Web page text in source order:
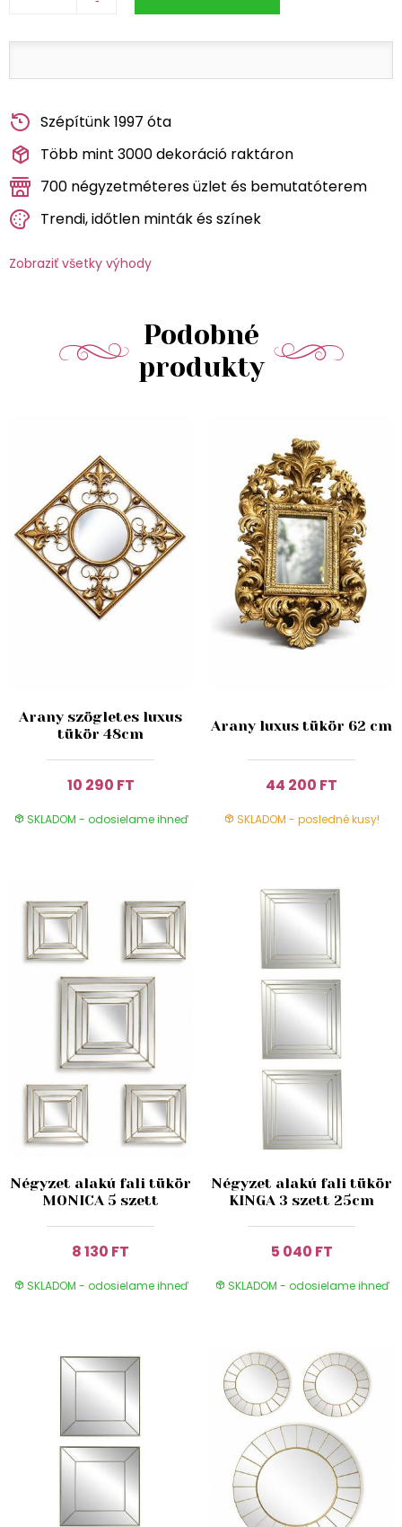
Szépítünk 1997 óta
Több mint 3000 dekoráció raktáron
700 négyzetméteres üzlet és bemutatóterem
Trendi, időtlen minták és színek
Zobraziť všetky výhody
Podobné
produkty
Arany szögletes luxus
tükör 48cm
10 290 FT
SKLADOM - odosielame ihneď
Arany luxus tükör 62 cm
44 200 FT
SKLADOM - posledné kusy!
Négyzet alakú fali tükör
MONICA 5 szett
8 130 FT
SKLADOM - odosielame ihneď
Négyzet alakú fali tükör
KINGA 3 szett 25cm
5 040 FT
SKLADOM - odosielame ihneď